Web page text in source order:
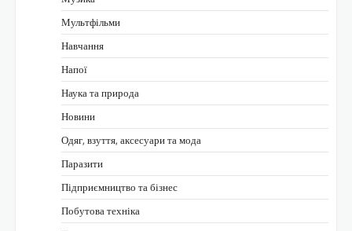
Мультфільми
Навчання
Напої
Наука та природа
Новини
Одяг, взуття, аксесуари та мода
Паразити
Підприємництво та бізнес
Побутова техніка